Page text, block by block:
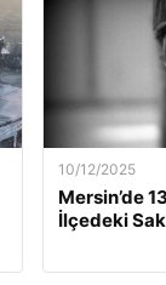
10/12/2025
Mersin’de
İlçedeki